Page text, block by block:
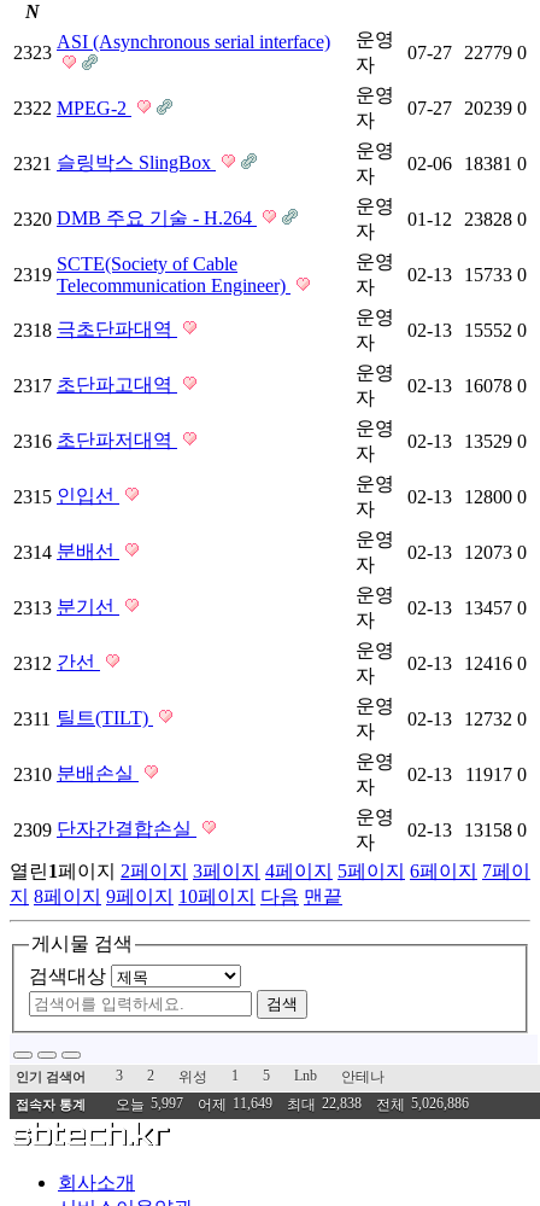
N
2323
ASI (Asynchronous serial interface)
운영
자
07-27 22779 0
2322 MPEG-2
운영
자
07-27 20239 0
2321 슬링박스 SlingBox
운영
자
02-06 18381 0
2320 DMB 주요 기술 - H.264
운영
자
01-12 23828 0
2319
SCTE(Society of Cable
Telecommunication Engineer)
운영
자
02-13 15733 0
2318 극초단파대역
운영
자
02-13 15552 0
2317 초단파고대역
운영
자
02-13 16078 0
2316 초단파저대역
운영
자
02-13 13529 0
2315 인입선
운영
자
02-13 12800 0
2314 분배선
운영
자
02-13 12073 0
2313 분기선
운영
자
02-13 13457 0
2312 간선
운영
자
02-13 12416 0
2311 틸트(TILT)
운영
자
02-13 12732 0
2310 분배손실
운영
자
02-13 11917 0
2309 단자간결합손실
운영
자
02-13 13158 0
열린1페이지 2페이지 3페이지 4페이지 5페이지 6페이지 7페이
지 8페이지 9페이지 10페이지 다음 맨끝
게시물 검색
검색대상
검색
인기 검색어 3 2 위성 1 5 Lnb 안테나
접속자 통계 오늘 5,997 어제 11,649 최대 22,838 전체 5,026,886
회사소개